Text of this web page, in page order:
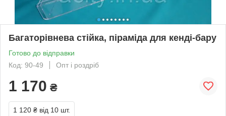
Багаторівнева стійка, піраміда для кенді-бару
Готово до відправки
Код: 90-49
Опт і роздріб
1 170 ₴
1 120 ₴ від 10 шт.